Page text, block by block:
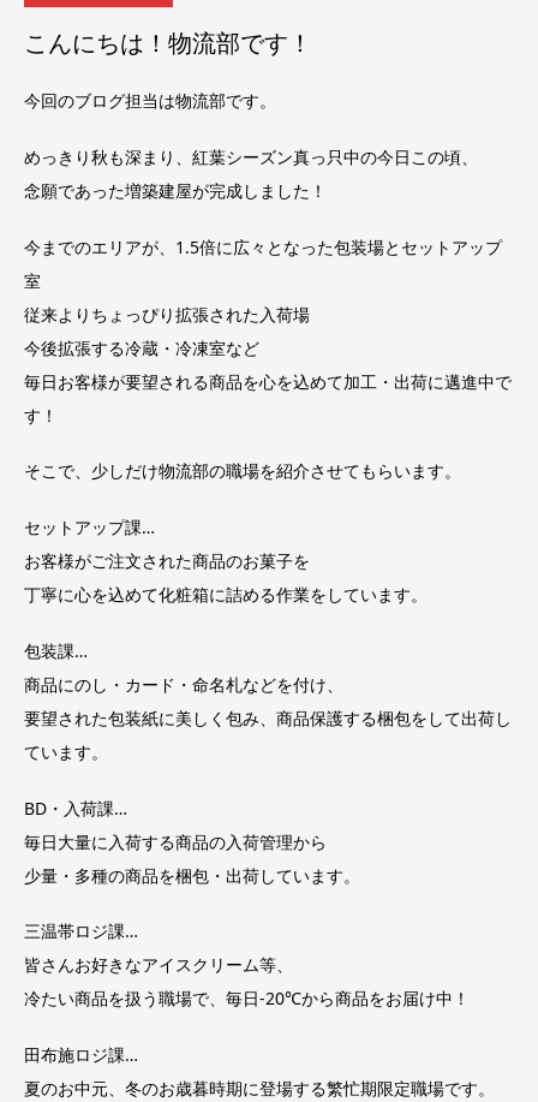
こんにちは！物流部です！
今回のブログ担当は物流部です。
めっきり秋も深まり、紅葉シーズン真っ只中の今日この頃、
念願であった増築建屋が完成しました！
今までのエリアが、1.5倍に広々となった包装場とセットアップ
室
従来よりちょっぴり拡張された入荷場
今後拡張する冷蔵・冷凍室など
毎日お客様が要望される商品を心を込めて加工・出荷に邁進中で
す！
そこで、少しだけ物流部の職場を紹介させてもらいます。
セットアップ課…
お客様がご注文された商品のお菓子を
丁寧に心を込めて化粧箱に詰める作業をしています。
包装課…
商品にのし・カード・命名札などを付け、
要望された包装紙に美しく包み、商品保護する梱包をして出荷し
ています。
BD・入荷課…
毎日大量に入荷する商品の入荷管理から
少量・多種の商品を梱包・出荷しています。
三温帯ロジ課…
皆さんお好きなアイスクリーム等、
冷たい商品を扱う職場で、毎日-20℃から商品をお届け中！
田布施ロジ課…
夏のお中元、冬のお歳暮時期に登場する繁忙期限定職場です。